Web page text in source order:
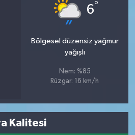
6°
Bölgesel düzensiz yağmur
yağışlı
Nem: %85
Rüzgar: 16 km/h
Kalitesi